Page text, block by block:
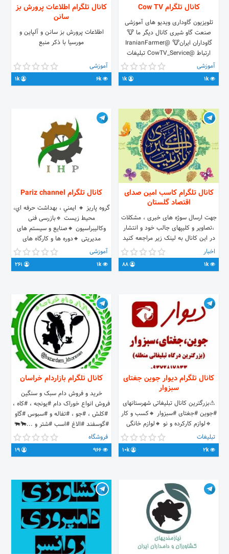
کانال تلگرام Cow TV
تلویزیون گاوداری ویدیو های آموزشی
صنعت گاو شیری کانال دیگر ما 🐮
گاوداران ایران🐮 @IranianFarmer
ارتباط @CowTV_Service تبلیغات
@Farm_Network ایتا
https://eitaa.com/CowTV ✅
آموزشی
1k
1k
کانال تلگرام اطلاعات پرورش بز
سانن
اطلاعات پرورش بز سانن و آلپاین و
مورسیا با ذکر منبع
آموزشی
6k
1k
کانال تلگرام کاسب امین صدای
اقتصاد گلستان
جهت ارسال سوژه های خبری ، مشکلات
،تصاویر و کلیپهای جالب خود و انتشار
در این کانال به لینک زیر مراجعه کنید
@salam0171 این کانال خبری در
سامانه ی پایگاه های اینترنتی و تلگرامی
ثبت گردیده است👇👇👇👇👇 کد سامد:
اخبار
1k
کانال تلگرام Pariz channel
گروه پاریز 🔸 ايمني ، بهداشت حرفه اي،
محيط زيست 🔹بازرسی فنی
وکالیبراسیون 🔸صنایع و سیستم های
مدیریتی 🔸دوره ها و کارگاه های
تخصصی تماس با ما : @sha_al
09188857912
آموزشی
1k
کانال تلگرام دیوار جوین جغتای
سبزوار
⚠بزرگترین کانال تبلیغاتی شهرستانهای
#جوین #جغتای #سبزوار 🔸کسب و کار
🔹لوازم کارکرده و نو 🔸لوازم خانگی
🔹خودرو 🔸دام وطیور 🔹املاک
🔸محصولات کشاورزی 🔹نیازمندیها
تعرفه تبلیغات🍃⬇ @tab_bazarche
09372817533
تبلیغات
2k
10k
کانال تلگرام بازاردام خراسان
خرید و فروش دام سبک و سنگین
فروش انواع خوراک دام #یونجه ، #کاه ،
#کلش ، #جو ، #تفاله و #سبوس #گاو
#گوسفند #الاغ #اسب #شتر و ...🐂🐃
🐄🐎🐎🐏🐑🐐🐐
AAAAAESGmqNtM_DlBGmDfA
ارتباط باادمین @A_Massih
فروشگاه